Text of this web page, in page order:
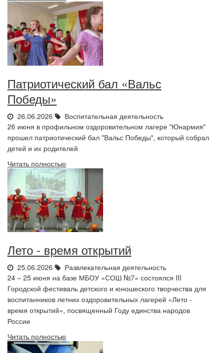
Патриотический бал «Вальс
Победы»
26.06.2026
Воспитательная деятельность
26 июня в профильном оздоровительном лагере "Юнармия"
прошел патриотический бал "Вальс Победы", который собрал
детей и их родителей
Читать полностью
Лето - время открытий
25.06.2026
Развлекательная деятельность
24 – 25 июня на базе МБОУ «СОШ №7» состоялся III
Городской фестиваль детского и юношеского творчества для
воспитанников летних оздоровительных лагерей «Лето -
время открытий», посвященный Году единства народов
России
Читать полностью